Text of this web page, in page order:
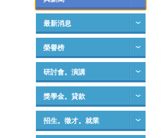
最新消息
榮譽榜
研討會。演講
獎學金。貸款
招生。徵才。就業